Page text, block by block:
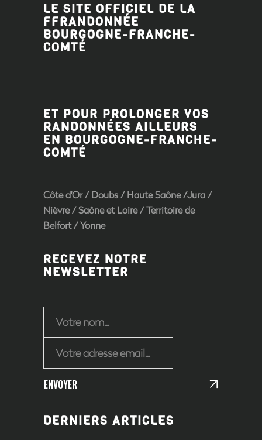
LE SITE OFFICIEL DE LA
FFRANDONNÉE
BOURGOGNE-FRANCHE-
COMTÉ
ET POUR PROLONGER VOS
RANDONNÉES AILLEURS
EN BOURGOGNE-FRANCHE-
COMTÉ
Côte d'Or/Doubs/Haute Saône/Jura/
Nièvre/Saône et Loire/ Territoire de
Belfort /Yonne
RECEVEZ NOTRE
NEWSLETTER
ENVOYER
DERNIERS ARTICLES